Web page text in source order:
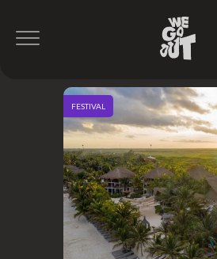
FESTIVAL